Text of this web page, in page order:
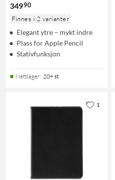
34990
Finnes i 2 varianter
Elegant ytre – mykt indre
Plass for Apple Pencil
Stativfunksjon
Nettlager: 20+ st
1